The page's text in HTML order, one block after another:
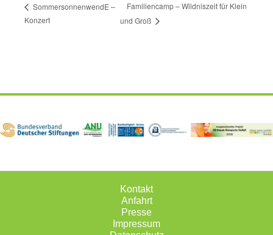
SommersonnenwendE –
Konzert
Familiencamp – Wildniszeit für Klein
und Groß
Kontakt
Anfahrt
Presse
Impressum